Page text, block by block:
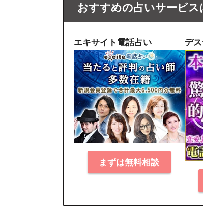
おすすめの占いサービス
エキサイト電話占い
まずは無料相談
デ